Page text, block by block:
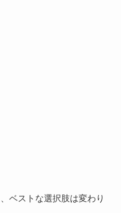
ベストな選択肢は変わり